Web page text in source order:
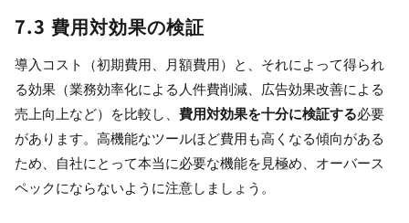
7.3 費用対効果の検証
導入コスト（初期費用、月額費用）と、それによって得られ
る効果（業務効率化による人件費削減、広告効果改善による
売上向上など）を比較し、 費用対効果を十分に検証する必要
があります。高機能なツールほど費用も高くなる傾向がある
ため、自社にとって本当に必要な機能を見極め、オーバース
ペックにならないように注意しましょう。